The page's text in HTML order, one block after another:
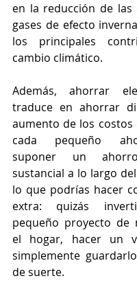
en la reducción de las
gases de efecto
los principales
cambio climático.
Además, ahorrar
traduce en ahorrar
aumento de los costos
cada pequeño
suponer un
sustancial a lo largo
lo que podrías hacer
extra: quizás
pequeño proyecto de
el hogar, hacer un
simplemente
de suerte.